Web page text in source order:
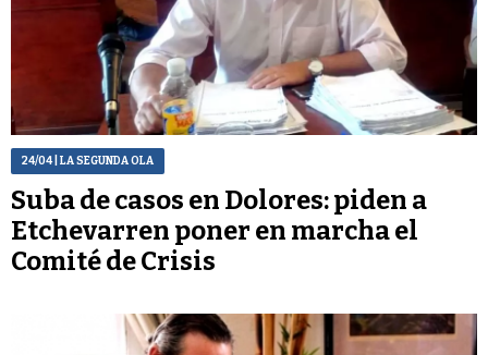
24/04| LA SEGUNDA OLA
Suba de casos en Dolores: piden a
Etchevarren poner en marcha el
Comité de Crisis